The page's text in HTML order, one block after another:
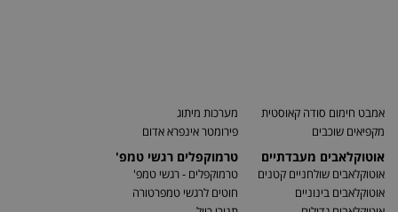
אמבט חימום סודה קאוסטית
מקפיאים שוכבים
אוטוקלאבים מעבדתיים
אוטוקלאבים שולחניים קטנים
אוטוקלאבים בינוניים
מערכות מיתוג
פירומטר אינפרא אדום
טרמוקפלים רגשי טמפ'
טרמוקפלים - רגשי טמפ'
חוטים לרגשי טמפרטורה